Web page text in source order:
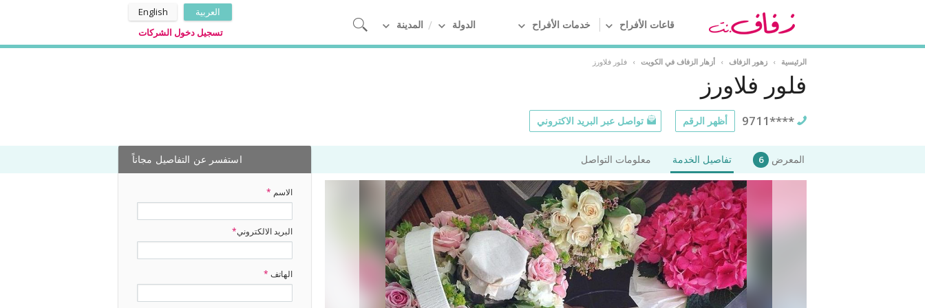
قاعات الأفراح خدمات الأفراح الدولة المدينة
العربية
English
تسجيل دخول الشركات
الرئيسية › زهور الزفاف › أزهار الزفاف في الكويت › فلور فلاورز
فلور فلاورز
9711**** أظهر الرقم تواصل عبر البريد الاكتروني
المعرض 6 تفاصيل الخدمة معلومات التواصل استفسر عن التفاصيل مجاناً
الاسم *
البريد الالكتروني*
الهاتف *